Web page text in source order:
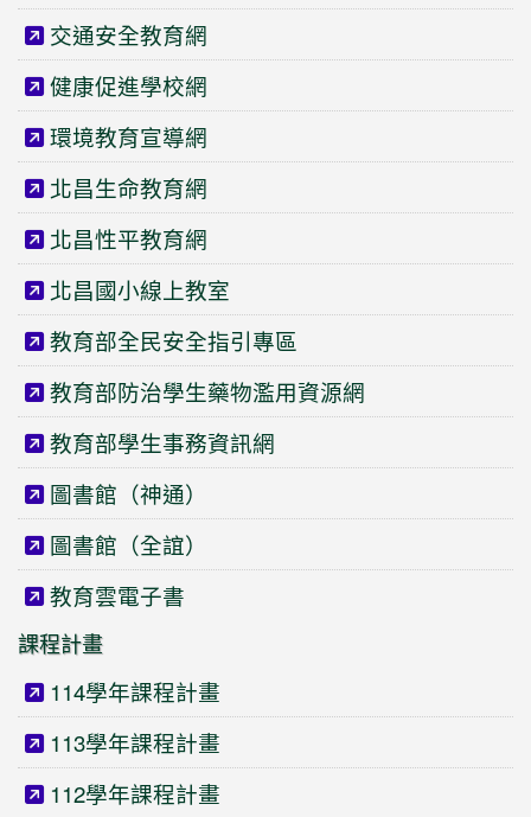
交通安全教育網
健康促進學校網
環境教育宣導網
北昌生命教育網
北昌性平教育網
北昌國小線上教室
教育部全民安全指引專區
教育部防治學生藥物濫用資源網
教育部學生事務資訊網
圖書館（神通）
圖書館（全誼）
教育雲電子書
課程計畫
114學年課程計畫
113學年課程計畫
112學年課程計畫